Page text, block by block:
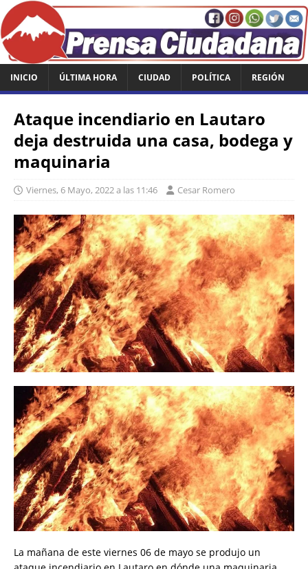
INICIO ÚLTIMA HORA CIUDAD POLÍTICA REGIÓN
Ataque incendiario en Lautaro
deja destruida una casa, bodega y
maquinaria
Viernes, 6 Mayo, 2022 a las 11:46 Cesar Romero
La mañana de este viernes 06 de mayo se produjo un